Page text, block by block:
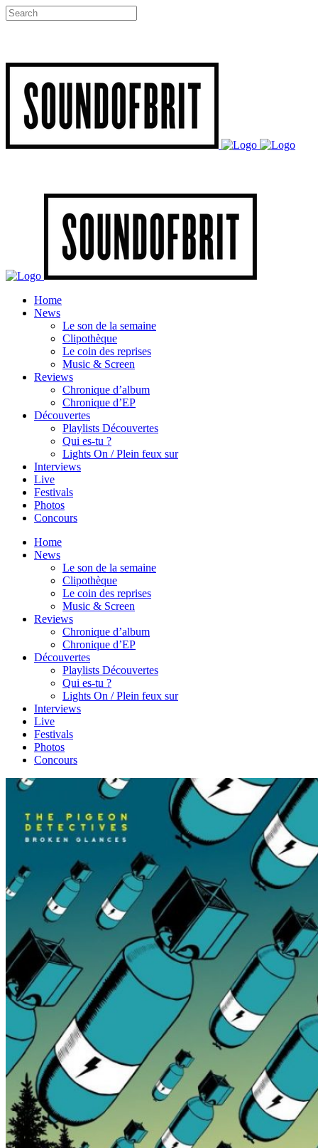
Home
News
Le son de la semaine
Clipothèque
Le coin des reprises
Music & Screen
Reviews
Chronique d’album
Chronique d’EP
Découvertes
Playlists Découvertes
Qui es-tu ?
Lights On / Plein feux sur
Interviews
Live
Festivals
Photos
Concours
Home
News
Le son de la semaine
Clipothèque
Le coin des reprises
Music & Screen
Reviews
Chronique d’album
Chronique d’EP
Découvertes
Playlists Découvertes
Qui es-tu ?
Lights On / Plein feux sur
Interviews
Live
Festivals
Photos
Concours